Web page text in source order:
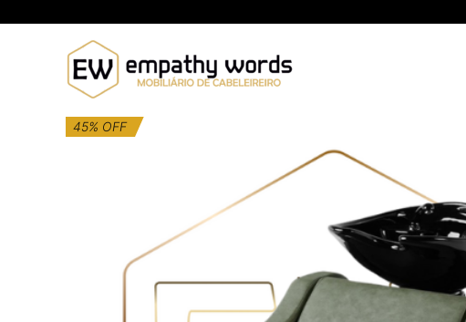
45% OFF